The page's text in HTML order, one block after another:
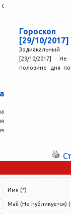
[29/10/2017]
[29/10/2017]
половине дня
Имя (*)
Mail (Не публикуется)